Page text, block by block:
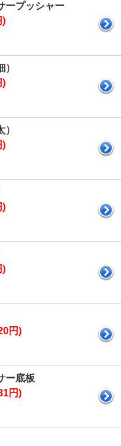
ープッシャー
)
)
)
)
)
円)
ー底板
円)